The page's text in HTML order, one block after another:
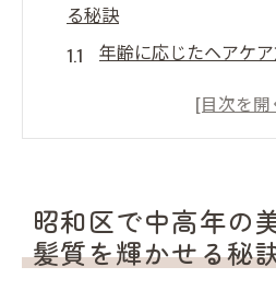
る秘訣
年齢に応じたヘアケ
髪のダメージを防ぐ適
美容室でのアフター
経験豊富なスタッフが提
昭和区で中高年の
髪質を輝かせる秘